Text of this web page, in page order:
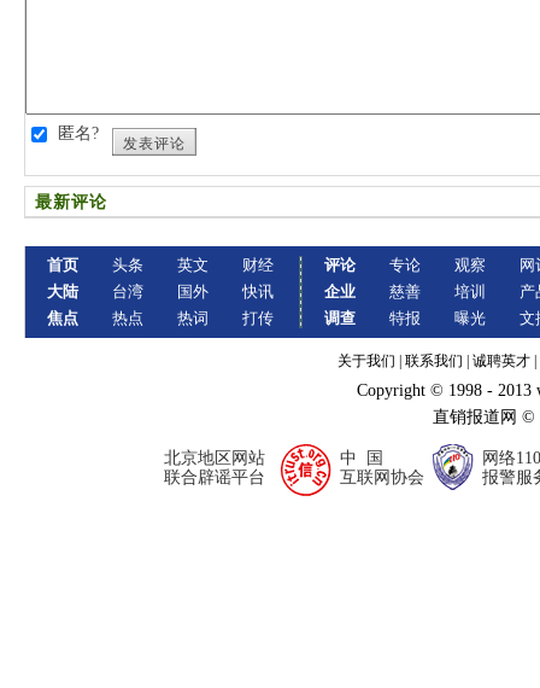
匿名?
发表评论
最新评论
首页
大陆
焦点
头条
台湾
热点
英文
国外
热词
财经
快讯
打传
评论
企业
调查
专论
慈善
特报
观察
培训
曝光
网
产
文
关于我们 联系我们 诚聘英才
Copyright © 1998 - 2013
直销报道网
北京地区网站
联合辟谣平台
中 国
互联网协会
网络110
报警服